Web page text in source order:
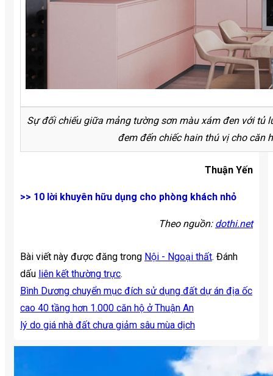
Sự đối chiếu giữa mảng tường sơn màu xám đen với tủ
đem đến chiếc hain thú vị cho căn
Thuận Yến
>> 10 lời khuyên hữu dụng cho phòng khách nhỏ
Theo nguồn: dothi.net
Bài viết này được đăng trong Nội - Ngoại thất. Đánh
dấu liên kết thường trực.
Bình Dương chuyển mục đích sử dụng đất dự án địa ốc
cao 40 tầng hơn 1.000 căn hộ ở Thuận An
lý do giá nhà đất chưa giảm sâu mùa dịch